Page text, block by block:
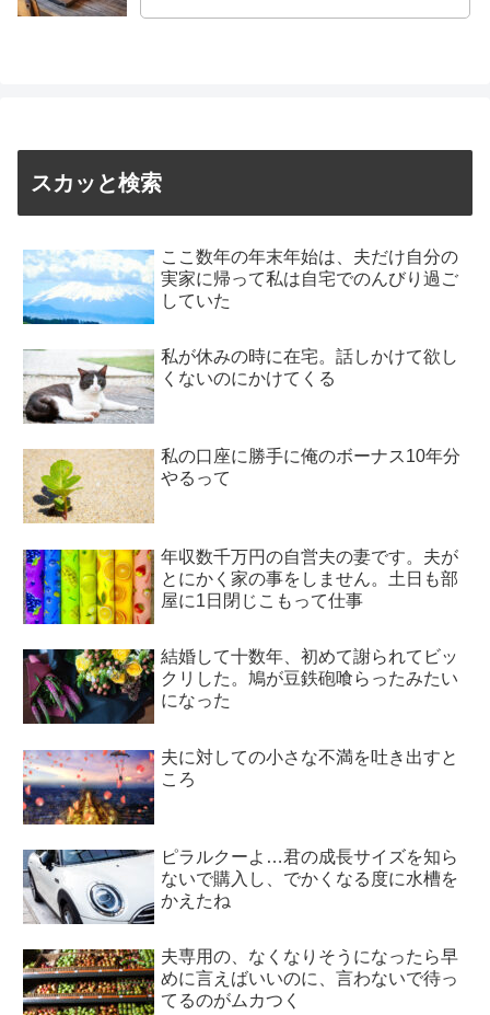
スカッと検索
ここ数年の年末年始は、夫だけ自分の
実家に帰って私は自宅でのんびり過ご
していた
私が休みの時に在宅。話しかけて欲し
くないのにかけてくる
私の口座に勝手に俺のボーナス10年分
やるって
年収数千万円の自営夫の妻です。夫が
とにかく家の事をしません。土日も部
屋に1日閉じこもって仕事
結婚して十数年、初めて謝られてビッ
クリした。鳩が豆鉄砲喰らったみたい
になった
夫に対しての小さな不満を吐き出すと
ころ
ピラルクーよ…君の成長サイズを知ら
ないで購入し、でかくなる度に水槽を
かえたね
夫専用の、なくなりそうになったら早
めに言えばいいのに、言わないで待っ
てるのがムカつく